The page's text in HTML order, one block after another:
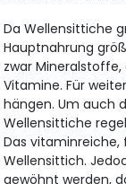
Da Wellensittiche
Hauptnahrung
zwar
Vitamine. Für
hängen. Um auch
Wellensittiche
Das vitaminreiche,
Wellensittich.
gewöhnt werden,